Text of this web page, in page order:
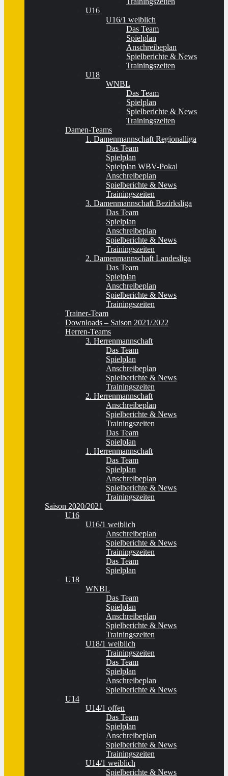
U16
U16/1 weiblich
Das Team
Spielplan
Anschreibeplan
Spielberichte & News
Trainingszeiten
U18
WNBL
Das Team
Spielplan
Spielberichte & News
Trainingszeiten
Damen-Teams
1. Damenmannschaft Regionalliga
Das Team
Spielplan
Spielplan WBV-Pokal
Anschreibeplan
Spielberichte & News
Trainingszeiten
3. Damenmannschaft Bezirksliga
Das Team
Spielplan
Anschreibeplan
Spielberichte & News
Trainingszeiten
2. Damenmannschaft Landesliga
Das Team
Spielplan
Anschreibeplan
Spielberichte & News
Trainingszeiten
Trainer-Team
Downloads – Saison 2021/2022
Herren-Teams
3. Herrenmannschaft
Das Team
Spielplan
Anschreibeplan
Spielberichte & News
Trainingszeiten
2. Herrenmannschaft
Anschreibeplan
Spielberichte & News
Trainingszeiten
Das Team
Spielplan
1. Herrenmannschaft
Das Team
Spielplan
Anschreibeplan
Spielberichte & News
Trainingszeiten
Saison 2020/2021
U16
U16/1 weiblich
Anschreibeplan
Spielberichte & News
Trainingszeiten
Das Team
Spielplan
U18
WNBL
Das Team
Spielplan
Anschreibeplan
Spielberichte & News
Trainingszeiten
U18/1 weiblich
Trainingszeiten
Das Team
Spielplan
Anschreibeplan
Spielberichte & News
U14
U14/1 offen
Das Team
Spielplan
Anschreibeplan
Spielberichte & News
Trainingszeiten
U14/1 weiblich
Spielberichte & News